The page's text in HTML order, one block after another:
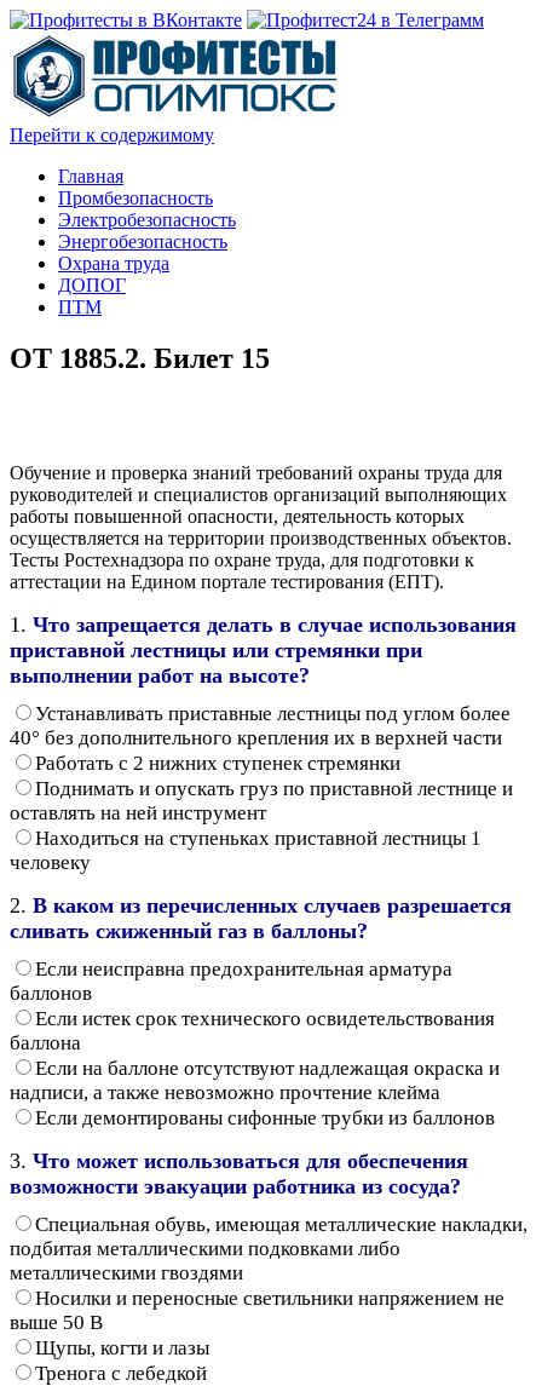
Перейти к содержимому
Главная
Промбезопасность
Электробезопасность
Энергобезопасность
Охрана труда
ДОПОГ
ПТМ
ОТ 1885.2. Билет 15
Обучение и проверка знаний требований охраны труда для
руководителей и специалистов организаций выполняющих
работы повышенной опасности, деятельность которых
осуществляется на территории производственных объектов.
Тесты Ростехнадзора по охране труда, для подготовки к
аттестации на Едином портале тестирования (ЕПТ).
1. Что запрещается делать в случае использования
приставной лестницы или стремянки при
выполнении работ на высоте?
Устанавливать приставные лестницы под углом более
40° без дополнительного крепления их в верхней части
Работать с 2 нижних ступенек стремянки
Поднимать и опускать груз по приставной лестнице и
оставлять на ней инструмент
Находиться на ступеньках приставной лестницы 1
человеку
2. В каком из перечисленных случаев разрешается
сливать сжиженный газ в баллоны?
Если неисправна предохранительная арматура
баллонов
Если истек срок технического освидетельствования
баллона
Если на баллоне отсутствуют надлежащая окраска и
надписи, а также невозможно прочтение клейма
Если демонтированы сифонные трубки из баллонов
3. Что может использоваться для обеспечения
возможности эвакуации работника из сосуда?
Специальная обувь, имеющая металлические накладки,
подбитая металлическими подковками либо
металлическими гвоздями
Носилки и переносные светильники напряжением не
выше 50 В
Щупы, когти и лазы
Тренога с лебедкой